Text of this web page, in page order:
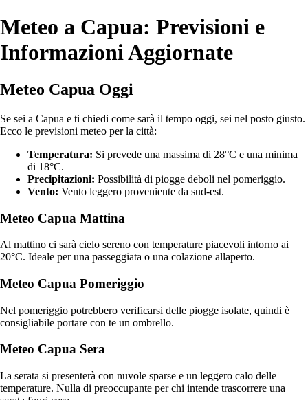
Meteo a Capua: Previsioni e
Informazioni Aggiornate
Meteo Capua Oggi
Se sei a Capua e ti chiedi come sarà il tempo oggi, sei nel posto giusto.
Ecco le previsioni meteo per la città:
Temperatura: Si prevede una massima di 28°C e una minima
di 18°C.
Precipitazioni: Possibilità di piogge deboli nel pomeriggio.
Vento: Vento leggero proveniente da sud-est.
Meteo Capua Mattina
Al mattino ci sarà cielo sereno con temperature piacevoli intorno ai
20°C. Ideale per una passeggiata o una colazione allaperto.
Meteo Capua Pomeriggio
Nel pomeriggio potrebbero verificarsi delle piogge isolate, quindi è
consigliabile portare con te un ombrello.
Meteo Capua Sera
La serata si presenterà con nuvole sparse e un leggero calo delle
temperature. Nulla di preoccupante per chi intende trascorrere una